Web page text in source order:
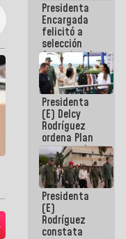
Presidenta
Encargada
felicitó a
selección
femenina de
baloncesto
por su
clasificación
a la
AmeriCup
2027
Presidenta
(E) Delcy
Rodríguez
ordena Plan
maestro de
desarrollo
logístico y
turístico
para La
Guaira
Presidenta
(E)
Rodríguez
constata